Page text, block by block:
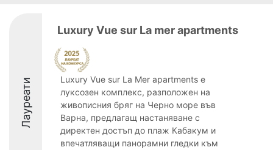
Лауреати
Luxury Vue sur La mer apartments
Luxury Vue sur La Mer apartments е
луксозен комплекс, разположен на
живописния бряг на Черно море във
Варна, предлагащ настаняване с
директен достъп до плаж Кабакум и
впечатляващи панорамни гледки към